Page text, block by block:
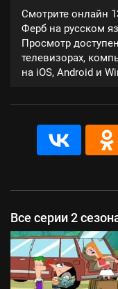
Смотрите онлайн
Ферб на русском
Просмотр
телевизорах,
на iOS, Android и
Все серии 2